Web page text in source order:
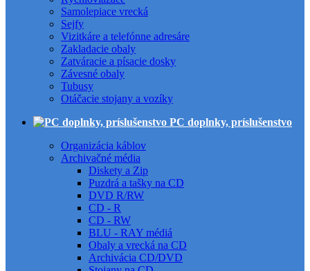
Samolepiace vrecká
Sejfy
Vizitkáre a telefónne adresáre
Zakladacie obaly
Zatváracie a písacie dosky
Závesné obaly
Tubusy
Otáčacie stojany a vozíky
PC doplnky, príslušenstvo
Organizácia káblov
Archivačné média
Diskety a Zip
Puzdrá a tašky na CD
DVD R/RW
CD - R
CD - RW
BLU - RAY médiá
Obaly a vrecká na CD
Archivácia CD/DVD